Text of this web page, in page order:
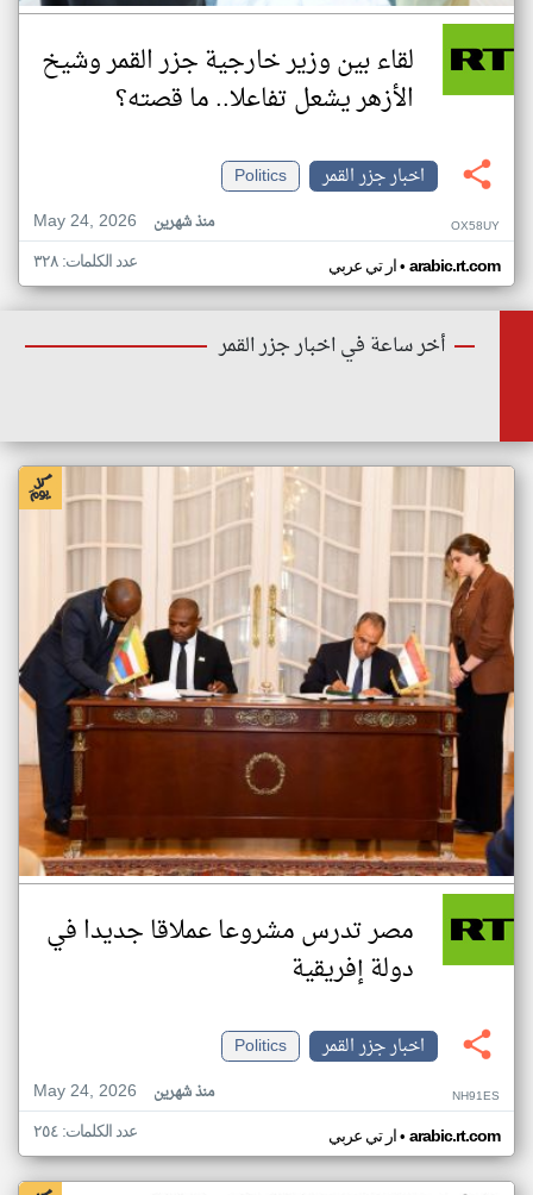
لقاء بين وزير خارجية جزر القمر وشيخ
الأزهر يشعل تفاعلا.. ما قصته؟
اخبار جزر القمر
Politics
May 24, 2026
منذ شهرين OX58UY
ار تي عربي• arabic.rt.com عدد الكلمات: ٣٢٨
أخر ساعة في اخبار جزر القمر
مصر تدرس مشروعا عملاقا جديدا في
دولة إفريقية
اخبار جزر القمر
Politics
May 24, 2026
منذ شهرين NH91ES
ار تي عربي• arabic.rt.com عدد الكلمات: ٢٥٤